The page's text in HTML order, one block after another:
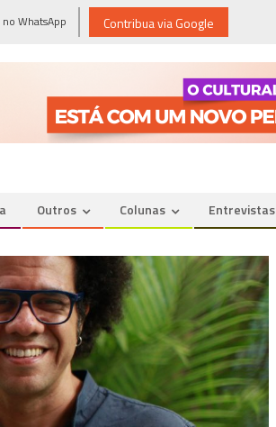
WhatsApp Contribua via Google
Outros Colunas Entrevistas